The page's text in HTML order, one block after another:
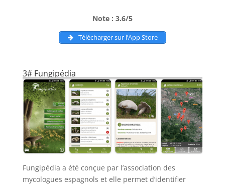
Note : 3.6/5
Télécharger sur l’App Store
3# Fungipédia
Fungipédia a été conçue par l’association des
mycologues espagnols et elle permet d’identifier